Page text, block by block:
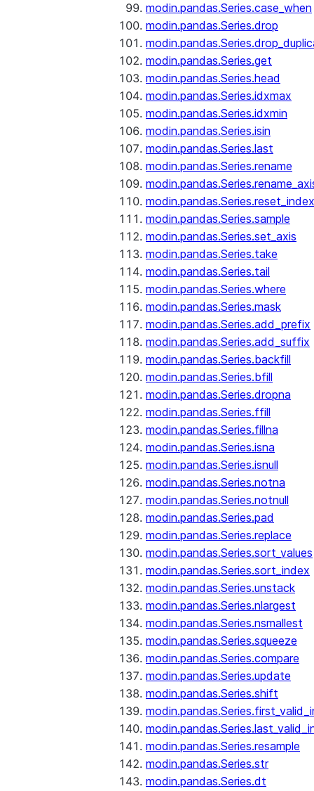
modin.pandas.Series.case_when
modin.pandas.Series.drop
modin.pandas.Series.get
modin.pandas.Series.head
modin.pandas.Series.idxmax
modin.pandas.Series.idxmin
modin.pandas.Series.isin
modin.pandas.Series.last
modin.pandas.Series.rename
modin.pandas.Series.reset_index
modin.pandas.Series.sample
modin.pandas.Series.set_axis
modin.pandas.Series.take
modin.pandas.Series.tail
modin.pandas.Series.where
modin.pandas.Series.mask
modin.pandas.Series.add_prefix
modin.pandas.Series.add_suffix
modin.pandas.Series.backfill
modin.pandas.Series.bfill
modin.pandas.Series.dropna
modin.pandas.Series.ffill
modin.pandas.Series.fillna
modin.pandas.Series.isna
modin.pandas.Series.isnull
modin.pandas.Series.notna
modin.pandas.Series.notnull
modin.pandas.Series.pad
modin.pandas.Series.replace
modin.pandas.Series.sort_values
modin.pandas.Series.sort_index
modin.pandas.Series.unstack
modin.pandas.Series.nlargest
modin.pandas.Series.nsmallest
modin.pandas.Series.squeeze
modin.pandas.Series.compare
modin.pandas.Series.update
modin.pandas.Series.shift
modin.pandas.Series.resample
modin.pandas.Series.str
modin.pandas.Series.dt